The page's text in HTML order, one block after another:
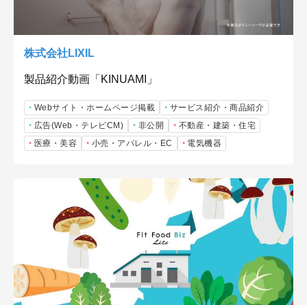
株式会社LIXIL
製品紹介動画「KINUAMI」
Webサイト・ホームページ掲載
サービス紹介・商品紹介
広告(Web・テレビCM)
非公開
不動産・建築・住宅
医療・美容
小売・アパレル・EC 電気機器